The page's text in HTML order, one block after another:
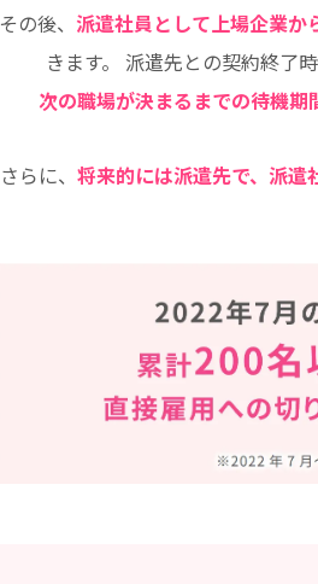
その後、 派遣社員として上場企業か
きます。
派遣先との契約終了
次の職場が決まるまでの待機
さらに、将来的には派遣先で、派